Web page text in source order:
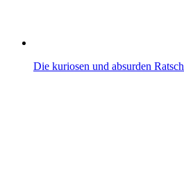
Die kuriosen und absurden